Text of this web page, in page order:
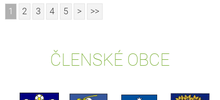
1 2 3 4 5 > >>
ČLENSKÉ OBCE